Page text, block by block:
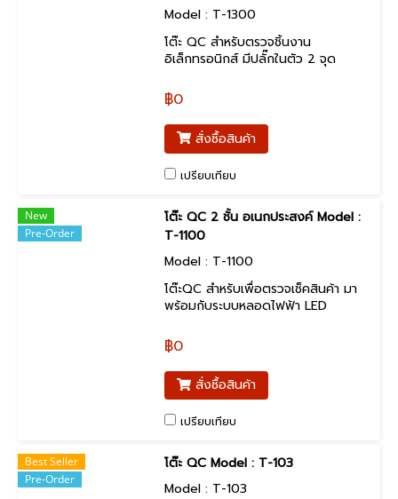
Model : T-1300
โต๊ะ QC สำหรับตรวจชิ้นงาน
อิเล็กทรอนิกส์ มีปลั๊กในตัว 2 จุด
ลูกค้าต้องการ
฿0
สั่งซื้อสินค้า
เปรียบเทียบ
New
Pre-Order
โต๊ะ QC 2 ชั้น อเนกประสงค์ Model :
T-1100
Model : T-1100
โต๊ะQC สำหรับเพื่อตรวจเช็คสินค้า มา
พร้อมกับระบบหลอดไฟฟ้า LED
ชุด พร้อมกับโคม Stainless แผ่น
สะท้อนแสง เพื่อเพิ่มแสงสว่างได้มาก
ขึ้น พร้อมทั้ง เป็นหลอดประหยัด
พลังงาน
฿0
สั่งซื้อสินค้า
เปรียบเทียบ
Best Seller
Pre-Order
โต๊ะ QC Model : T-103
Model : T-103